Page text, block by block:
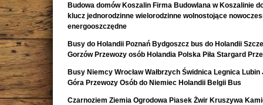
Budowa domów Koszalin Firma Budowlana w Koszalinie
klucz jednorodzinne wielorodzinne wolnostojące
energooszczędne
Busy do Holandii Poznań Bydgoszcz bus do Holandii
Gorzów Przewozy osób Holandia Polska Piła Stargard
Busy Niemcy Wrocław Wałbrzych Świdnica Legnica Lubin
Góra Przewozy Osób do Niemiec Holandii Belgii Bus
Czarnoziem Ziemia Ogrodowa Piasek Żwir Kruszywa